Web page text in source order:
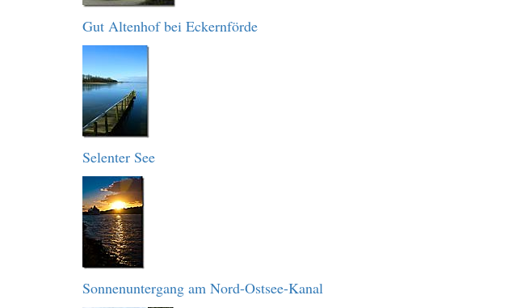
Gut Altenhof bei Eckernförde
Selenter See
Sonnenuntergang am Nord-Ostsee-Kanal